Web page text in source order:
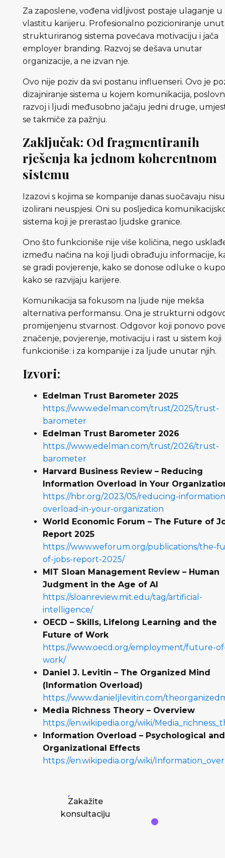
Za zaposlene, vođena vidljivost postaje ulaganje u
vlastitu karijeru. Profesionalno pozicioniranje
strukturiranog sistema povećava motivaciju i jača
employer branding. Razvoj se dešava unutar
organizacije, a ne izvan nje.
Ovo nije poziv da svi postanu influenseri. Ovo je
dizajniranje sistema u kojem komunikacija,
razvoj i ljudi međusobno jačaju jedni druge,
se takmiče za pažnju.
Zaključak: Od fragmentiranih
rješenja ka jednom koherentnom
sistemu
Izazovi s kojima se kompanije danas suočavaju nisu
izolirani neuspjesi. Oni su posljedica
sistema koji je prerastao ljudske granice.
Ono što funkcioniše nije više količina, nego
između načina na koji ljudi obrađuju informacije,
se gradi povjerenje, kako se donose odluke o
kako se razvijaju karijere.
Komunikacija sa fokusom na ljude nije mekša
alternativa performansu. Ona je strukturni
promijenjenu stvarnost. Odgovor koji ponovo
značenje, povjerenje, motivaciju i rast u sistem koji
funkcioniše: i za kompanije i za ljude unutar njih.
Izvori:
Edelman Trust Barometer 2025
https://www.edelman.com/trust/2025/trust-
barometer
Edelman Trust Barometer 2026
https://www.edelman.com/trust/2026/trust-
barometer
Harvard Business Review – Reducing
Information Overload in Your
https://hbr.org/2023/05/reducing-
overload-in-your-organization
World Economic Forum – The Future of
Report 2025
https://www.weforum.org/publications/the-
of-jobs-report-2025/
MIT Sloan Management Review – Human
Judgment in the Age of AI
https://sloanreview.mit.edu/tag/artificial-
intelligence/
OECD – Skills, Lifelong Learning and the
Future of Work
https://www.oecd.org/employment/future-
work/
Daniel J. Levitin – The Organized Mind
(Information Overload)
https://www.danieljlevitin.com/
Media Richness Theory – Overview
https://en.wikipedia.org/wiki/
Information Overload – Psychological and
Organizational Effects
https://en.wikipedia.org/wiki/
Zakažite
konsultaciju